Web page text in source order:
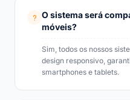
O sistema será
móveis?
Sim, todos os nossos
design responsivo,
smartphones e tablets.